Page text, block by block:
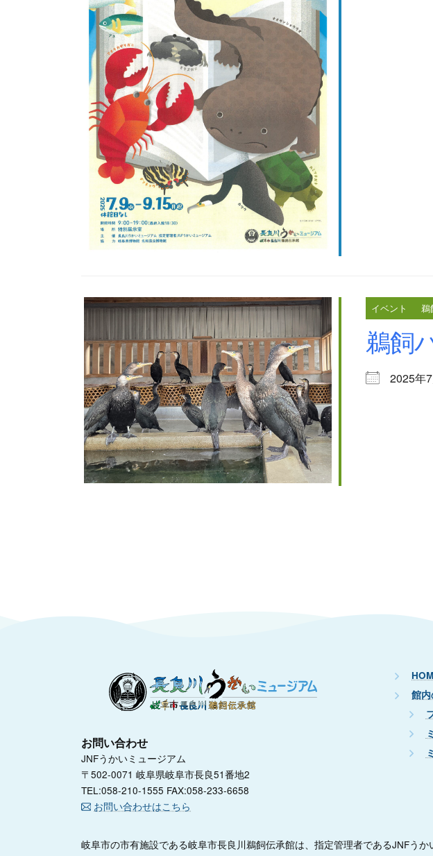
イベント 鵜
鵜飼
2025年
お問い合わせ
JNFうかいミュージアム
〒502-0071 岐阜県岐阜市長良51番地2
TEL:058-210-1555 FAX:058-233-6658
お問い合わせはこちら
館
岐阜市の市有施設である岐阜市長良川鵜飼伝承館は、指定管理者であるJNFうか